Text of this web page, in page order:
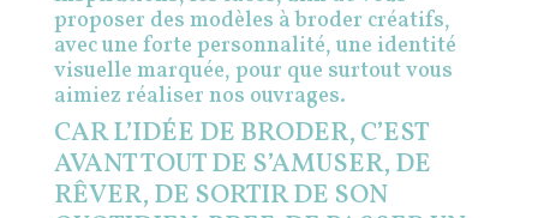
proposer des modèles à broder créatifs,
avec une forte personnalité, une identité
visuelle marquée, pour que surtout vous
aimiez réaliser nos ouvrages.
CAR L’IDÉE DE BRODER, C’EST
AVANT TOUT DE S’AMUSER, DE
RÊVER, DE SORTIR DE SON